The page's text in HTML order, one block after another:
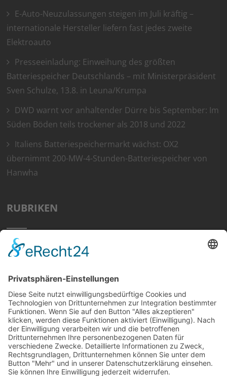
E-Auto-Neuzulassungen steigen im Juli kräftig –
internationale Hersteller liefern fast jedes zweite
Elektroauto
Presseeinladung: Einweihung des größten
Batteriespeicher Deutschlands – mit Ministerpräsident
Sven Schulze, 13.8. in Leuna/Krumpa
DWD warnt vor anhaltender Dürre bis September: Im
Süden Böden teils trockener als 2018 und 2022
Italiens Batteriespeichermarkt wächst: OX2
übernimmt 200-MW-4-Stunden-Batteriespeicher von
Hanwha
RUBRIKEN
Home
Tipps
Wissen
Strom Top30
F&A
News